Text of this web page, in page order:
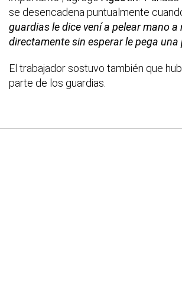
se desencadena puntualmente
guardias le dice vení a pelear mano a
directamente sin esperar le pega una
El trabajador sostuvo también que
parte de los guardias.